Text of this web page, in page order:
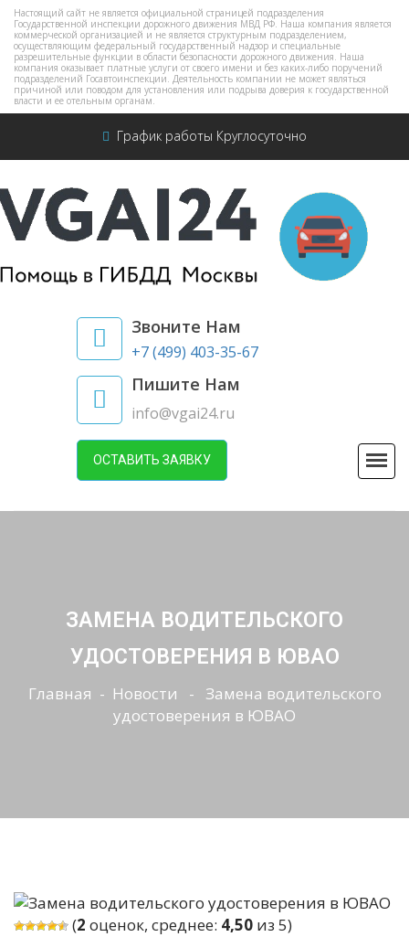
Настоящий сайт не является официальной страницей подразделения
Государственной инспекции дорожного движения МВД РФ. Наша компания является
коммерческой организацией и не является структурным подразделением,
осуществляющим федеральный государственный надзор и специальные
разрешительные функции в области безопасности дорожного движения. Наша
компания оказывает платные услуги от своего имени и без каких-либо поручений
подразделений Госавтоинспекции. Деятельность компании не может являться
причиной или поводом для установления или подрыва доверия к государственной
власти и ее отельным органам.
График работы Круглосуточно
Звоните Нам
+7 (499) 403-35-67
Пишите Нам
info@vgai24.ru
ОСТАВИТЬ ЗАЯВКУ
ЗАМЕНА ВОДИТЕЛЬСКОГО
УДОСТОВЕРЕНИЯ В ЮВАО
Главная - Новости - Замена водительского
удостоверения в ЮВАО
(2 оценок, среднее: 4,50 из 5)